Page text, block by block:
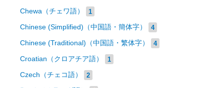
Chewa（チェワ語） 1
Chinese (Simplified)（中国語・簡体字） 4
Chinese (Traditional)（中国語・繁体字） 4
Croatian（クロアチア語） 1
Czech（チェコ語） 2